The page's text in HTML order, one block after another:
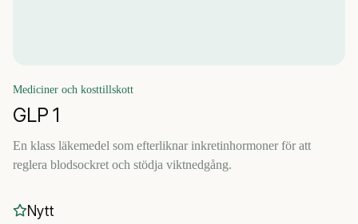
Mediciner och kosttillskott
GLP 1
En klass läkemedel som efterliknar inkretinhormoner för att
reglera blodsockret och stödja viktnedgång.
Nytt